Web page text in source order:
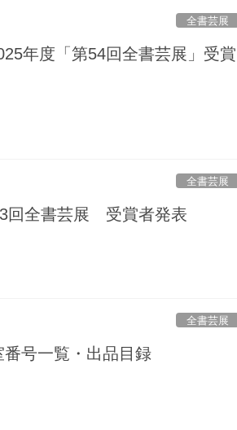
全書芸展
年度「第54回全書芸展」受賞
全書芸展
回全書芸展 受賞者発表
全書芸展
番号一覧・出品目録